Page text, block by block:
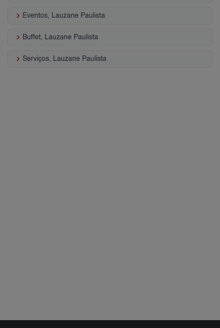
keyboard_arrow_right Eventos, Lauzane Paulista
keyboard_arrow_right Buffet, Lauzane Paulista
keyboard_arrow_right Serviços, Lauzane Paulista